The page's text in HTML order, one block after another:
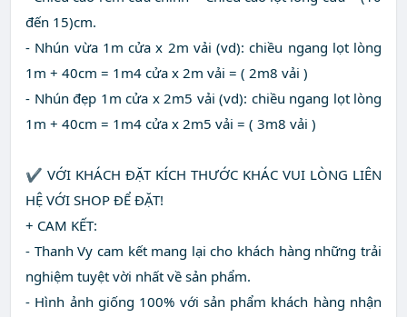
đến 15)cm.
- Nhún vừa 1m cửa x 2m vải (vd): chiều ngang lọt lòng
1m + 40cm = 1m4 cửa x 2m vải = ( 2m8 vải )
- Nhún đẹp 1m cửa x 2m5 vải (vd): chiều ngang lọt lòng
1m + 40cm = 1m4 cửa x 2m5 vải = ( 3m8 vải )
✔ VỚI KHÁCH ĐẶT KÍCH THƯỚC KHÁC VUI LÒNG LIÊN
HỆ VỚI SHOP ĐỂ ĐẶT!
+ CAM KẾT:
- Thanh Vy cam kết mang lại cho khách hàng những trải
nghiệm tuyệt vời nhất về sản phẩm.
- Hình ảnh giống 100% với sản phẩm khách hàng nhận